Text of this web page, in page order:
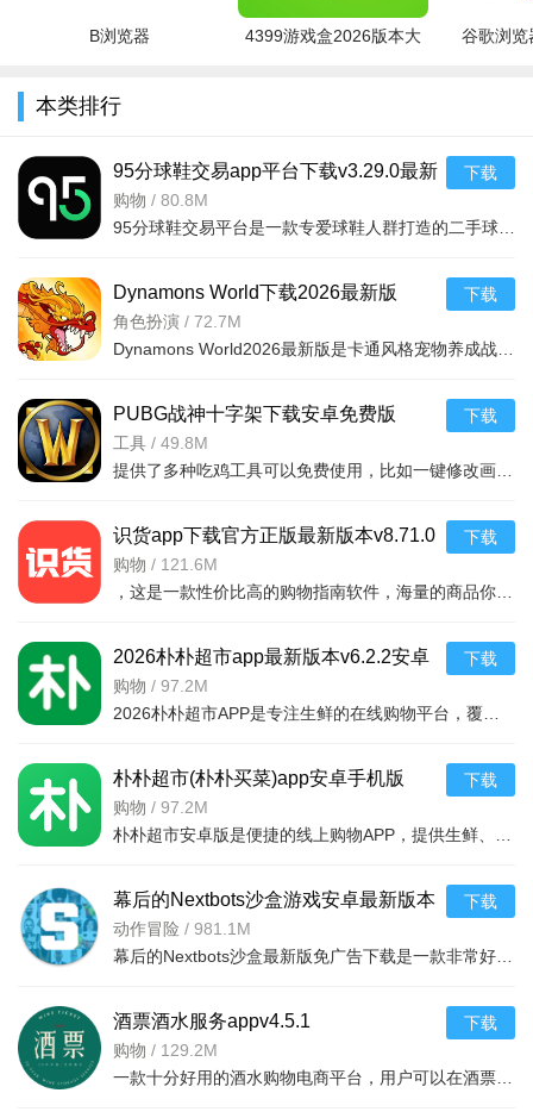
1、许多热门的影视都可以在这进行观看。
2、让用户轻松享受到极致的视觉盛宴。
软件问题：
视频缓存不了问题？
1、一般为网络问题或是视频已变更，请尝试更换网络或删除
视频重现缓存。
2、手机内存不足，不能满足所需要下载视频的容量。
3、本地储存设备异常，请尝试将SD卡重新插拔，然后重启手
机重新下载。
看视频黑屏、一直卡顿，一直缓冲无法播放？
请尝试退出或更新本应用，重启设备。若重启无效，请断开
网络后重新连接
B浏览器
4399游戏盒2026版本大
谷歌浏览
本类排行
95分球鞋交易app平台下载v3.29.0最新
版
购物 / 80.8M
下载
Dynamons World下载2026最新版
v1.12.62 安卓版
角色扮演 / 72.7M
下载
PUBG战神十字架下载安卓免费版
v7.68.0安卓免费版
工具 / 49.8M
下载
识货app下载官方正版最新版本v8.71.0
安卓版
购物 / 121.6M
下载
2026朴朴超市app最新版本v6.2.2安卓
最新版
购物 / 97.2M
下载
朴朴超市(朴朴买菜)app安卓手机版
v6.2.2安卓版
购物 / 97.2M
下载
幕后的Nextbots沙盒游戏安卓最新版本
v11.2.2 中文版
动作冒险 / 981.1M
下载
酒票酒水服务appv4.5.1
购物 / 129.2M
下载